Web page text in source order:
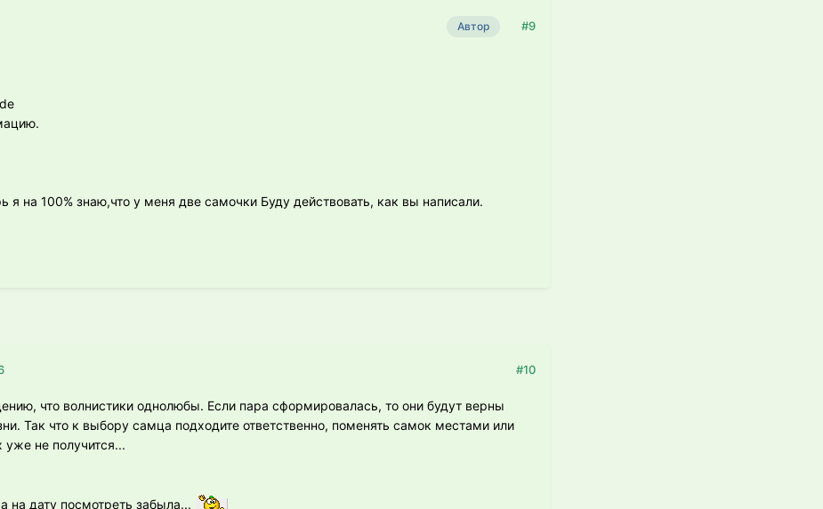
Автор #9
я на 100% знаю,что у меня две самочки Буду действовать, как вы написали.
#10
что волнистики однолюбы. Если пара сформировалась, то они будут верны
Так что к выбору самца подходите ответственно, поменять самок местами или
уже не получится...
на дату посмотреть забыла...